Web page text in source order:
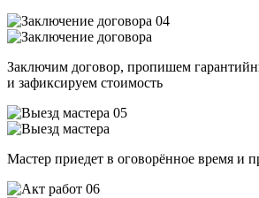
04
Заключим договор, пропишем
и зафиксируем стоимость
05
Мастер приедет в оговорённое время и
06